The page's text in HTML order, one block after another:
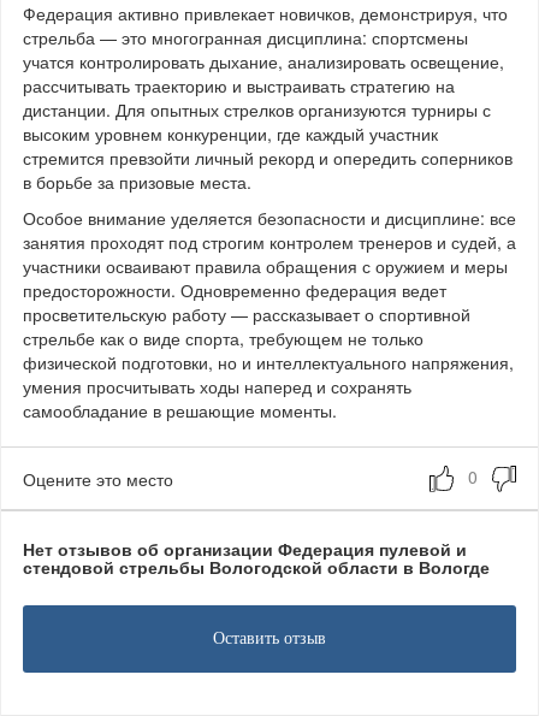
Федерация активно привлекает новичков, демонстрируя, что
стрельба — это многогранная дисциплина: спортсмены
учатся контролировать дыхание, анализировать освещение,
рассчитывать траекторию и выстраивать стратегию на
дистанции. Для опытных стрелков организуются турниры с
высоким уровнем конкуренции, где каждый участник
стремится превзойти личный рекорд и опередить соперников
в борьбе за призовые места.
Особое внимание уделяется безопасности и дисциплине: все
занятия проходят под строгим контролем тренеров и судей, а
участники осваивают правила обращения с оружием и меры
предосторожности. Одновременно федерация ведет
просветительскую работу — рассказывает о спортивной
стрельбе как о виде спорта, требующем не только
физической подготовки, но и интеллектуального напряжения,
умения просчитывать ходы наперед и сохранять
самообладание в решающие моменты.
Оцените это место
Нет отзывов об организации Федерация пулевой и
стендовой стрельбы Вологодской области в Вологде
Оставить отзыв